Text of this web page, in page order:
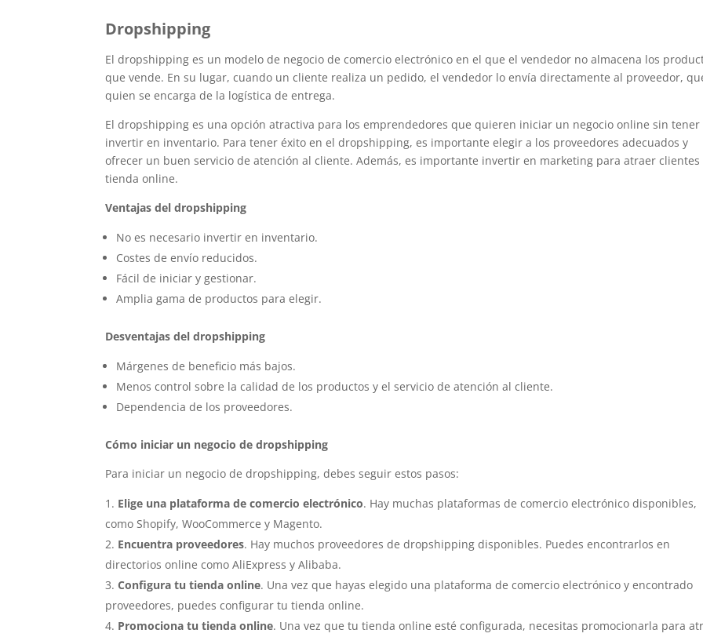
Dropshipping
El dropshipping es un modelo de negocio de comercio electrónico en el que el vendedor no almacena los
que vende. En su lugar, cuando un cliente realiza un pedido, el vendedor lo envía directamente al proveedor,
quien se encarga de la logística de entrega.
El dropshipping es una opción atractiva para los emprendedores que quieren iniciar un negocio online sin tener
invertir en inventario. Para tener éxito en el dropshipping, es importante elegir a los proveedores adecuados y
ofrecer un buen servicio de atención al cliente. Además, es importante invertir en marketing para atraer clientes
tienda online.
Ventajas del dropshipping
No es necesario invertir en inventario.
Costes de envío reducidos.
Fácil de iniciar y gestionar.
Amplia gama de productos para elegir.
Desventajas del dropshipping
Márgenes de beneficio más bajos.
Menos control sobre la calidad de los productos y el servicio de atención al cliente.
Dependencia de los proveedores.
Cómo iniciar un negocio de dropshipping
Para iniciar un negocio de dropshipping, debes seguir estos pasos:
Elige una plataforma de comercio electrónico. Hay muchas plataformas de comercio electrónico disponibles,
como Shopify, WooCommerce y Magento.
Encuentra proveedores. Hay muchos proveedores de dropshipping disponibles. Puedes encontrarlos en
directorios online como AliExpress y Alibaba.
Configura tu tienda online. Una vez que hayas elegido una plataforma de comercio electrónico y encontrado
proveedores, puedes configurar tu tienda online.
Promociona tu tienda online. Una vez que tu tienda online esté configurada, necesitas promocionarla para